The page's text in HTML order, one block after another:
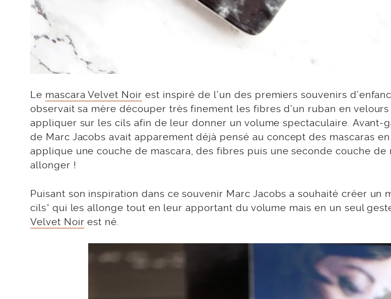
Le mascara Velvet Noir est inspiré de l’un des premiers souvenirs
observait sa mère découper très finement les fibres d’un ruban en
appliquer sur les cils afin de leur donner un volume spectaculaire. Avant-
de Marc Jacobs avait apparement déjà pensé au concept des mascaras en
applique une couche de mascara, des fibres puis une seconde couche de
allonger !
Puisant son inspiration dans ce souvenir Marc Jacobs a souhaité créer un
cils” qui les allonge tout en leur apportant du volume mais en un seul
Velvet Noir est né.